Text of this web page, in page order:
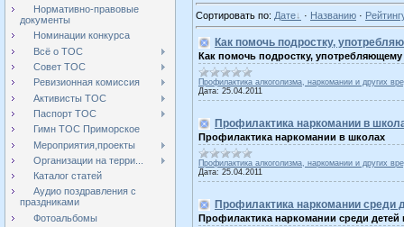
Нормативно-правовые
документы
Номинации конкурса
Всё о ТОС
Совет ТОС
Ревизионная комиссия
Активисты ТОС
Паспорт ТОС
Гимн ТОС Приморское
Мероприятия,проекты
Организации на терри...
Каталог статей
Аудио поздравления с
праздниками
Фотоальбомы
Сортировать по: Дате · Названию ·
Как помочь подростку,
Как помочь подростку, употребляющему
Профилактика алкоголизма, наркомании и других
Дата: 25.04.2011
Профилактика наркомании в
Профилактика наркомании в школах
Профилактика алкоголизма, наркомании и других
Дата: 25.04.2011
Профилактика наркомании среди
Профилактика наркомании среди детей